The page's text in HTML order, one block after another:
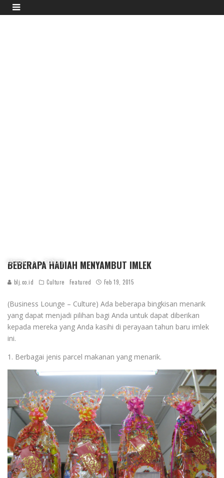
Home Culture
BEBERAPA HADIAH MENYAMBUT IMLEK
blj.co.id Culture Featured Feb 19, 2015
(Business Lounge – Culture) Ada beberapa bingkisan menarik
yang dapat menjadi pilihan bagi Anda untuk dapat diberikan
kepada mereka yang Anda kasihi di perayaan tahun baru imlek
ini.
1. Berbagai jenis parcel makanan yang menarik.